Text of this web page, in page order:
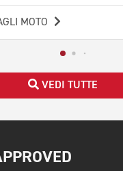
MOTO
VEDI TUTTE